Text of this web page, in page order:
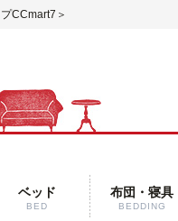
CCmart7＞
ベッド
BED
布団・寝具
BEDDING